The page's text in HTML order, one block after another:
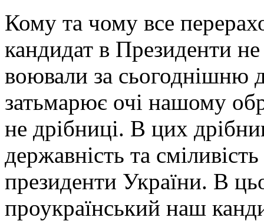
Кому та чому все
кандидат в Президенти
воювали за
затьмарює очі нашому
не дрібниці. В цих
державність та
президенти України. В
проукраїнський наш